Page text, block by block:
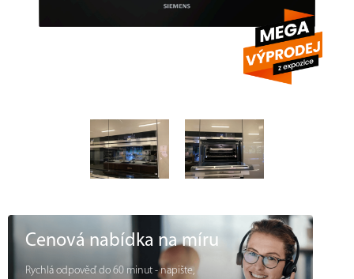
Cenová nabídka na míru
Rychlá odpověď do 60 minut - napište,